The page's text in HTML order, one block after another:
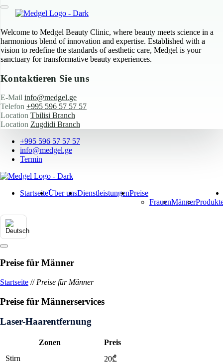
Welcome to Medgel Beauty Clinic, where beauty meets science in a
harmonious blend of innovation and expertise. Established with a
vision to redefine the standards of aesthetic care, Medgel is your
sanctuary for transformative beauty experiences.
Kontaktieren Sie uns
E-Mail info@medgel.ge
Telefon +995 596 57 57 57
Location Tbilisi Branch
Location Zugdidi Branch
+995 596 57 57 57
info@medgel.ge
Termin
StartseiteÜber unsDienstleistungenPreise
FrauenMänner
Preise für Männer
Startseite // Preise für Männer
Preise für Männerservices
Laser-Haarentfernung
Zonen
Preis
Stirn
20₾